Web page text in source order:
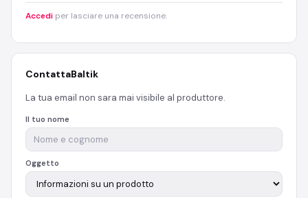
Accedi per lasciare una recensione.
ContattaBaltik
La tua email non sara mai visibile al produttore.
Il tuo nome
Oggetto